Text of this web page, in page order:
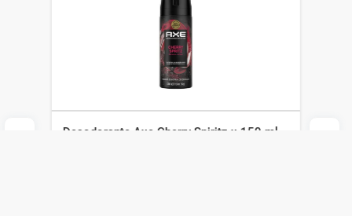
Desodorante Axe Cherry Spiritz x 150 ml